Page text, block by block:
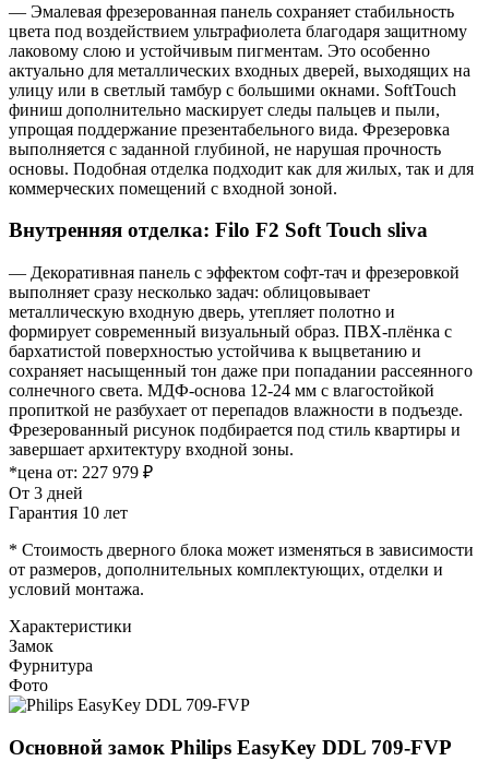
— Эмалевая фрезерованная панель сохраняет стабильность
цвета под воздействием ультрафиолета благодаря защитному
лаковому слою и устойчивым пигментам. Это особенно
актуально для металлических входных дверей, выходящих на
улицу или в светлый тамбур с большими окнами. SoftTouch
финиш дополнительно маскирует следы пальцев и пыли,
упрощая поддержание презентабельного вида. Фрезеровка
выполняется с заданной глубиной, не нарушая прочность
основы. Подобная отделка подходит как для жилых, так и для
коммерческих помещений с входной зоной.
Внутренняя отделка: Filo F2 Soft Touch sliva
— Декоративная панель с эффектом софт-тач и фрезеровкой
выполняет сразу несколько задач: облицовывает
металлическую входную дверь, утепляет полотно и
формирует современный визуальный образ. ПВХ-плёнка с
бархатистой поверхностью устойчива к выцветанию и
сохраняет насыщенный тон даже при попадании рассеянного
солнечного света. МДФ-основа 12-24 мм с влагостойкой
пропиткой не разбухает от перепадов влажности в подъезде.
Фрезерованный рисунок подбирается под стиль квартиры и
завершает архитектуру входной зоны.
*цена от: 227 979 ₽
От 3 дней
Гарантия 10 лет
* Стоимость дверного блока может изменяться в зависимости
от размеров, дополнительных комплектующих, отделки и
условий монтажа.
Характеристики
Замок
Фурнитура
Фото
Основной замок Philips EasyKey DDL 709-FVP